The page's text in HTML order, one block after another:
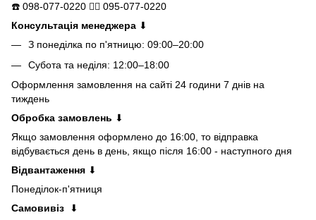
☎️ 098-077-0220 👍🏻 095-077-0220
Консультація менеджера ⬇
З понеділка по п'ятницю: 09:00–20:00
Субота та неділя: 12:00–18:00
Оформлення замовлення на сайті 24 години 7 днів на
тиждень
Обробка замовлень ⬇
Якщо замовлення оформлено до 16:00, то відправка
відбувається день в день, якщо після 16:00 - наступного дня
Відвантаження ⬇
Понеділок-п'ятниця
Самовивіз
⬇